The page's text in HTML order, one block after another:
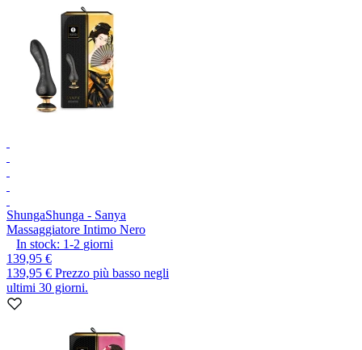
ShungaShunga - Sanya
Massaggiatore Intimo Nero
In stock: 1-2 giorni
139,95 €
139,95 € Prezzo più basso negli
ultimi 30 giorni.